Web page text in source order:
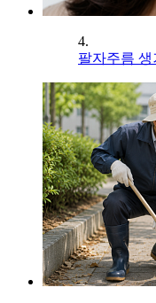
4.
팔자주름